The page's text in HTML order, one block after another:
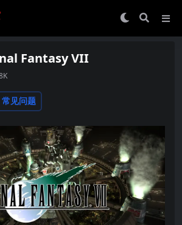
Fantasy VII
常见问题